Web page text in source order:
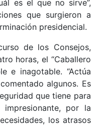
es el que no sirve”,
que surgieron a
presidencial.
de los Consejos,
horas, el “Caballero
e inagotable. “Actúa
algunos. Es
que tiene para
impresionante, por la
los atrasos